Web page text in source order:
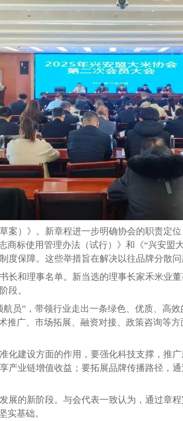
案）》。新章程进一步明确协会的职责定
商标使用管理办法（试行）》和《“兴安盟
保障。这些举措旨在解决以往品牌分散
和理事名单。新当选的理事长家禾米业董
段。
航员”，带领行业走出一条绿色、优质、高
推广、市场拓展、融资对接、政策咨询等
化建设方面的作用，要强化科技支撑，推
产业链增值收益；要拓展品牌传播路径，通
展的新阶段。与会代表一致认为，通过章
实基础。